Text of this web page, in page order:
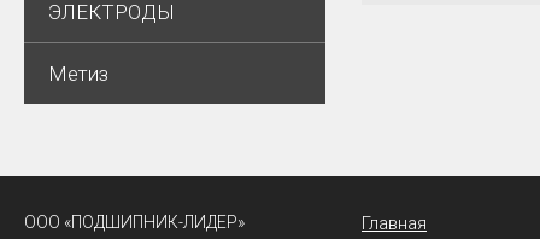
ЭЛЕКТРОДЫ
Метиз
ООО «ПОДШИПНИК-ЛИДЕР»
Главная